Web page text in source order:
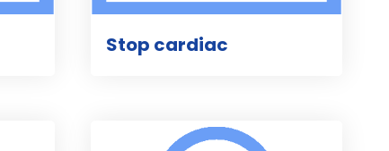
Stop cardiac